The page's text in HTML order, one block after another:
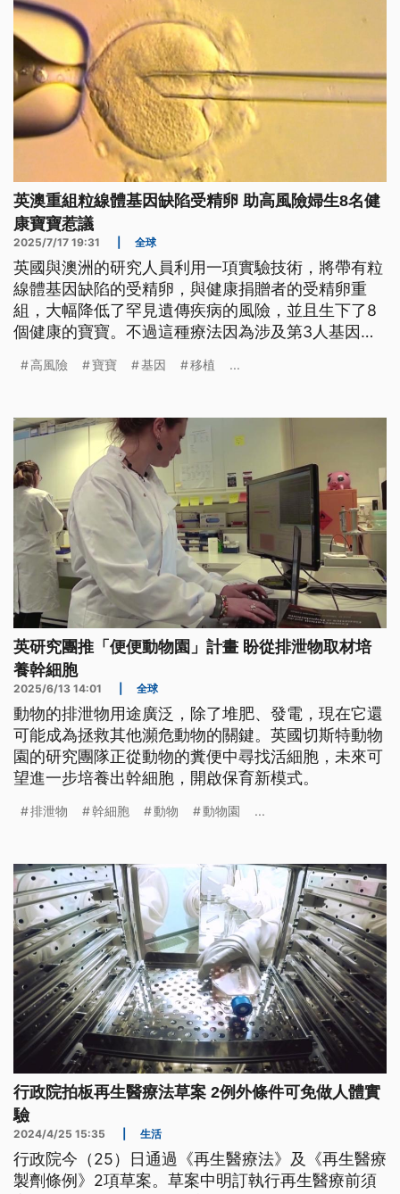
英澳重組粒線體基因缺陷受精卵 助高風險婦生8名健
康寶寶惹議
2025/7/17 19:31 全球
英國與澳洲的研究人員利用一項實驗技術，將帶有粒
線體基因缺陷的受精卵，與健康捐贈者的受精卵重
組，大幅降低了罕見遺傳疾病的風險，並且生下了8
個健康的寶寶。不過這種療法因為涉及第3人基因，
高風險 寶寶 基因 移植 ...
英研究團推「便便動物園」計畫 盼從排泄物取材培
養幹細胞
2025/6/13 14:01 全球
動物的排泄物用途廣泛，除了堆肥、發電，現在它還
可能成為拯救其他瀕危動物的關鍵。英國切斯特動物
園的研究團隊正從動物的糞便中尋找活細胞，未來可
望進一步培養出幹細胞，開啟保育新模式。
排泄物 幹細胞 動物 動物園 ...
行政院拍板再生醫療法草案 2例外條件可免做人體實
驗
2024/4/25 15:35 生活
行政院今（25）日通過《再生醫療法》及《再生醫療
製劑條例》2項草案。草案中明訂執行再生醫療前須